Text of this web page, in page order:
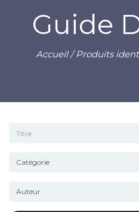
Guide
Accueil/ Produits